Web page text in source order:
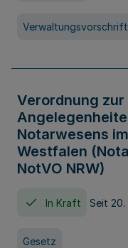
Verwaltungsvorschrift
Verordnung
Notarwesens
Westfalen
NotVO NRW)
In Kraft Seit
Gesetz